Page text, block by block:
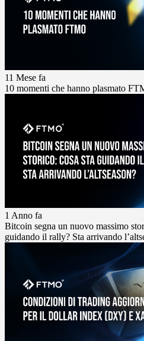
11 Mese fa
10 momenti che hanno plasmato
1 Anno fa
Bitcoin segna un nuovo massimo
guidando il rally? Sta arrivando